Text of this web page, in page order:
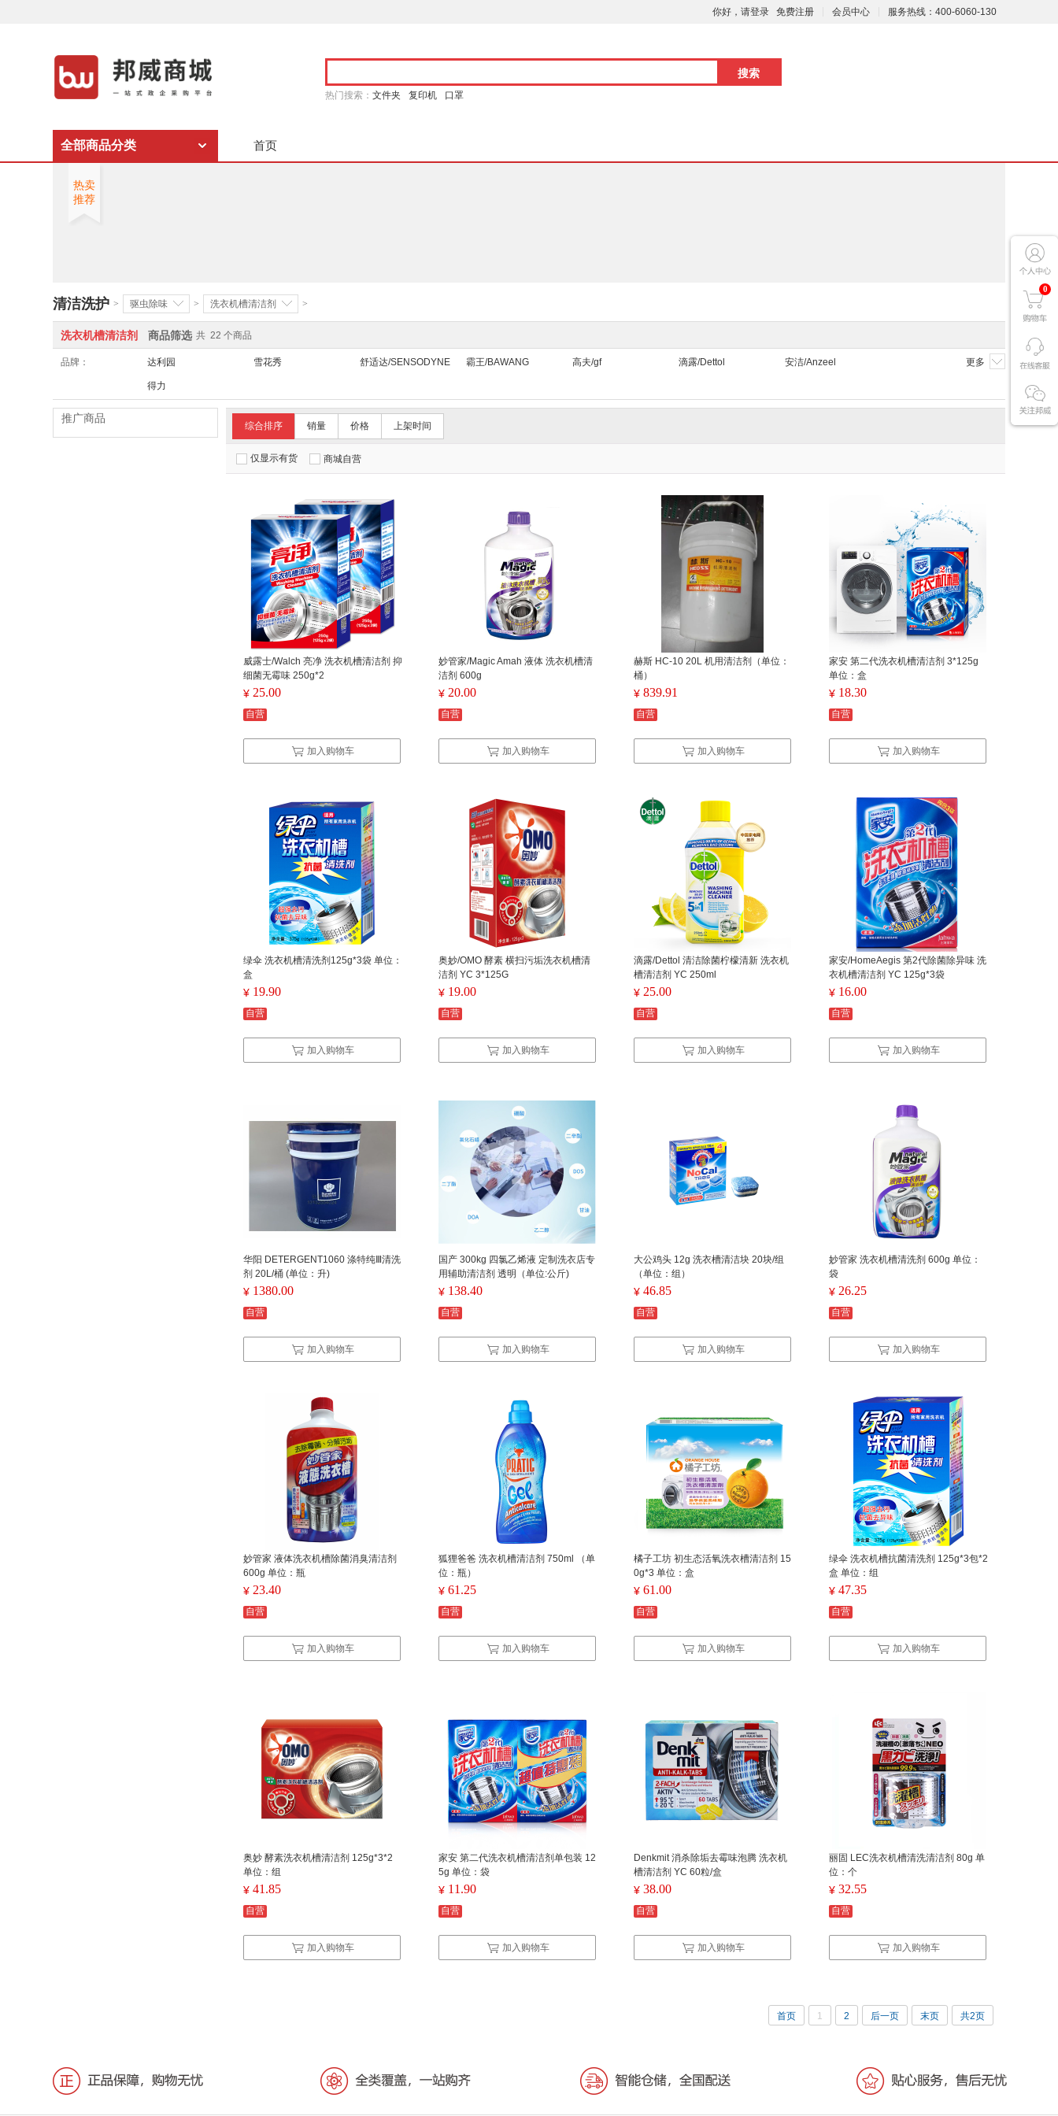
你好，请登录 免费注册 会员中心 服务热线：400-6060-130
热门搜索： 文件夹 复印机 口罩
0
全部商品分类 首页
热卖
推荐
清洁洗护 > 驱虫除味 > 洗衣机槽清洁剂 >
洗衣机槽清洁剂 商品筛选 共 22 个商品
品牌： 达利园 雪花秀 舒适达/SENSODYNE 霸王/BAWANG 高夫/gf 滴露/Dettol 安洁/Anzeel
得力
更多
综合排序 销量 价格 上架时间
仅显示有货 商城自营
威露士/Walch 亮净 洗衣机槽清洁剂 抑
细菌无霉味 250g*2
¥ 25.00
自营
加入购物车
妙管家/Magic Amah 液体 洗衣机槽清
洁剂 600g
¥ 20.00
自营
加入购物车
赫斯 HC-10 20L 机用清洁剂（单位：
桶）
¥ 839.91
自营
加入购物车
家安 第二代洗衣机槽清洁剂 3*125g
单位：盒
¥ 18.30
自营
加入购物车
绿伞 洗衣机槽清洗剂125g*3袋 单位：
盒
¥ 19.90
自营
加入购物车
奥妙/OMO 酵素 横扫污垢洗衣机槽清
洁剂 YC 3*125G
¥ 19.00
自营
加入购物车
滴露/Dettol 清洁除菌柠檬清新 洗衣机
槽清洁剂 YC 250ml
¥ 25.00
自营
加入购物车
家安/HomeAegis 第2代除菌除异味 洗
衣机槽清洁剂 YC 125g*3袋
¥ 16.00
自营
加入购物车
华阳 DETERGENT1060 涤特纯Ⅲ清洗
剂 20L/桶 (单位：升)
¥ 1380.00
自营
加入购物车
国产 300kg 四氯乙烯液 定制洗衣店专
用辅助清洁剂 透明（单位:公斤)
¥ 138.40
自营
加入购物车
大公鸡头 12g 洗衣槽清洁块 20块/组
（单位：组）
¥ 46.85
自营
加入购物车
妙管家 洗衣机槽清洗剂 600g 单位：
袋
¥ 26.25
自营
加入购物车
妙管家 液体洗衣机槽除菌消臭清洁剂
600g 单位：瓶
¥ 23.40
自营
加入购物车
狐狸爸爸 洗衣机槽清洁剂 750ml （单
位：瓶）
¥ 61.25
自营
加入购物车
橘子工坊 初生态活氧洗衣槽清洁剂 15
0g*3 单位：盒
¥ 61.00
自营
加入购物车
绿伞 洗衣机槽抗菌清洗剂 125g*3包*2
盒 单位：组
¥ 47.35
自营
加入购物车
奥妙 酵素洗衣机槽清洁剂 125g*3*2
单位：组
¥ 41.85
自营
加入购物车
家安 第二代洗衣机槽清洁剂单包装 12
5g 单位：袋
¥ 11.90
自营
加入购物车
Denkmit 消杀除垢去霉味泡腾 洗衣机
槽清洁剂 YC 60粒/盒
¥ 38.00
自营
加入购物车
丽固 LEC洗衣机槽清洗清洁剂 80g 单
位：个
¥ 32.55
自营
加入购物车
首页 1 2 后一页 末页 共2页
推广商品